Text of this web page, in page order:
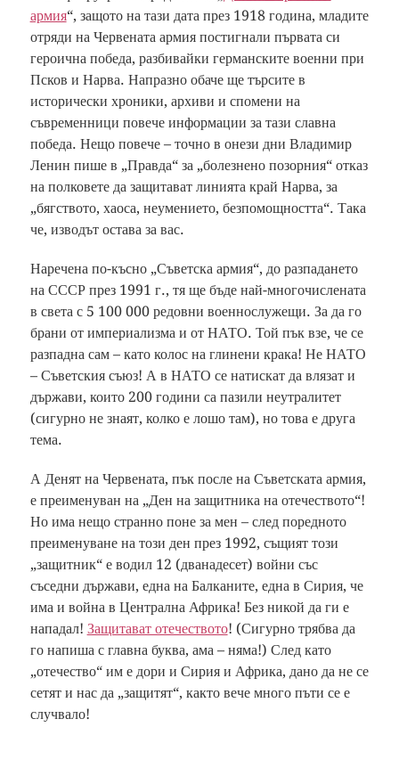
армия“, защото на тази дата през 1918 година, младите
отряди на Червената армия постигнали първата си
героична победа, разбивайки германските военни при
Псков и Нарва. Напразно обаче ще търсите в
исторически хроники, архиви и спомени на
съвременници повече информации за тази славна
победа. Нещо повече – точно в онези дни Владимир
Ленин пише в „Правда“ за „болезнено позорния“ отказ
на полковете да защитават линията край Нарва, за
„бягството, хаоса, неумението, безпомощността“. Така
че, изводът остава за вас.
Наречена по-късно „Съветска армия“, до разпадането
на СССР през 1991 г., тя ще бъде най-многочислената
в света с 5 100 000 редовни военнослужещи. За да го
брани от империализма и от НАТО. Той пък взе, че се
разпадна сам – като колос на глинени крака! Не НАТО
– Съветския съюз! А в НАТО се натискат да влязат и
държави, които 200 години са пазили неутралитет
(сигурно не знаят, колко е лошо там), но това е друга
тема.
А Денят на Червената, пък после на Съветската армия,
е преименуван на „Ден на защитника на отечеството“!
Но има нещо странно поне за мен – след поредното
преименуване на този ден през 1992, същият този
„защитник“ е водил 12 (дванадесет) войни със
съседни държави, една на Балканите, една в Сирия, че
има и война в Централна Африка! Без никой да ги е
нападал! Защитават отечеството! (Сигурно трябва да
го напиша с главна буква, ама – няма!) След като
„отечество“ им е дори и Сирия и Африка, дано да не се
сетят и нас да „защитят“, както вече много пъти се е
случвало!